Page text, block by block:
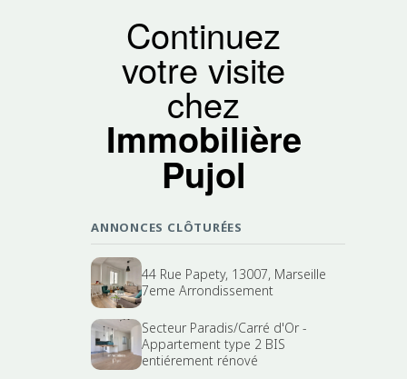
Continuez
votre visite
chez
Immobilière
Pujol
ANNONCES CLÔTURÉES
44 Rue Papety, 13007, Marseille
7eme Arrondissement
Secteur Paradis/Carré d'Or -
Appartement type 2 BIS
entiérement rénové